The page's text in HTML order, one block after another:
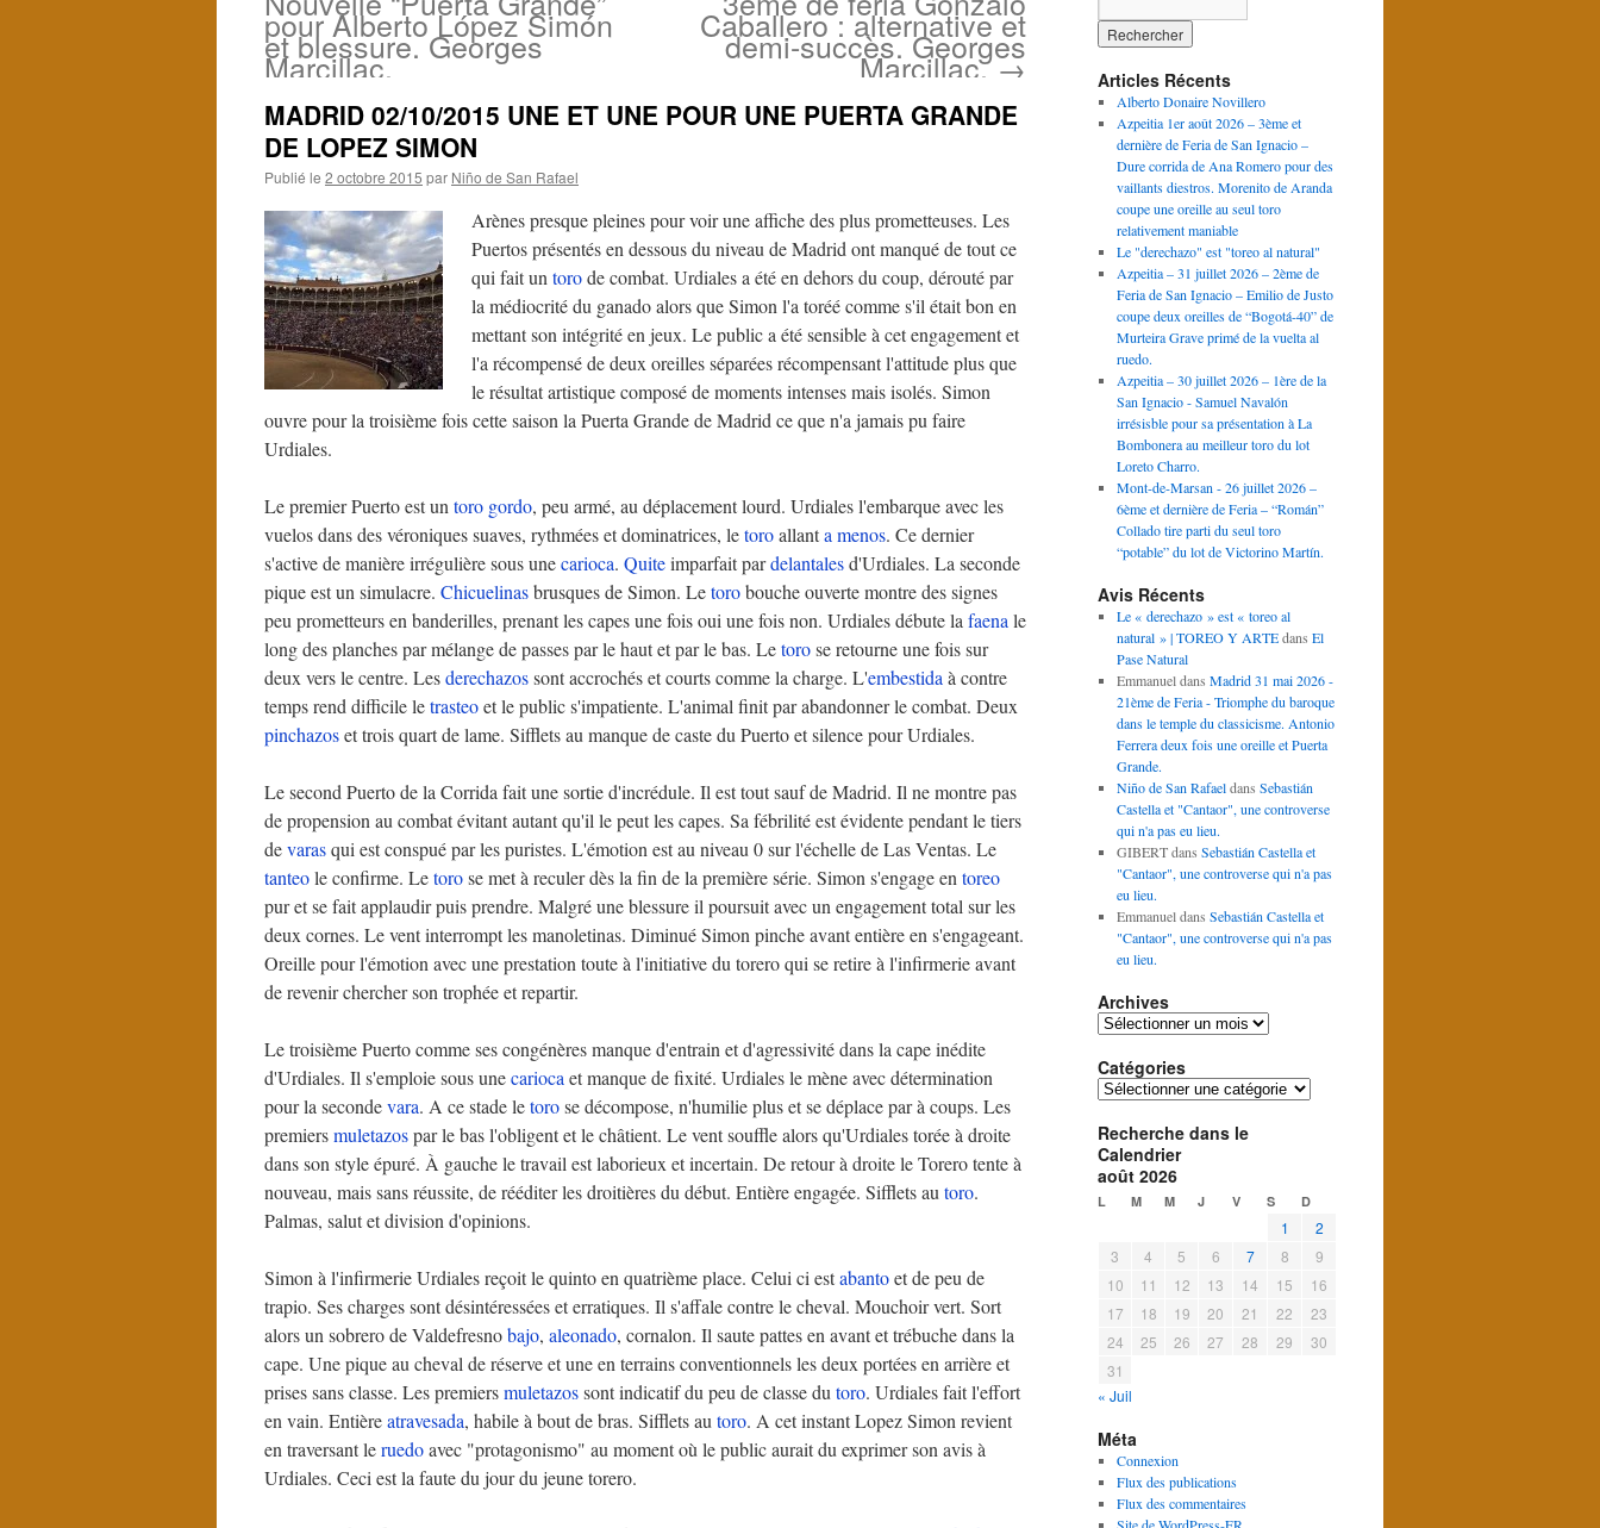
pour Alberto López Simón
et blessure. Georges
Marcillac.
Caballero : alternative et
demi-succès. Georges
Marcillac.→
MADRID 02/10/2015 UNE ET UNE POUR UNE PUERTA GRANDE
DE LOPEZ SIMON
Publié le 2 octobre 2015 par Niño de San Rafael
Arènes presque pleines pour voir une affiche des plus prometteuses. Les
Puertos présentés en dessous du niveau de Madrid ont manqué de tout ce
qui fait un torode combat. Urdiales a été en dehors du coup, dérouté par
la médiocrité du ganado alors que Simon l'a toréé comme s'il était bon en
mettant son intégrité en jeux. Le public a été sensible à cet engagement et
l'a récompensé de deux oreilles séparées récompensant l'attitude plus que
le résultat artistique composé de moments intenses mais isolés. Simon
ouvre pour la troisième fois cette saison la Puerta Grande de Madrid ce que n'a jamais pu faire
Urdiales.
Le premier Puerto est un toro gordo, peu armé, au déplacement lourd. Urdiales l'embarque avec les
vuelos dans des véroniques suaves, rythmées et dominatrices, letoroallanta menos. Ce dernier
s'active de manière irrégulière sous unecarioca. Quiteimparfait pardelantalesd'Urdiales. La seconde
pique est un simulacre. Chicuelinasbrusques de Simon. Letorobouche ouverte montre des signes
peu prometteurs en banderilles, prenant les capes une fois oui une fois non. Urdiales débute la faena le
long des planches par mélange de passes par le haut et par le bas. Letorose retourne une fois sur
deux vers le centre. Lesderechazossont accrochés et courts comme la charge. L'embestida à contre
temps rend difficile letrasteoet le public s'impatiente. L'animal finit par abandonner le combat. Deux
pinchazoset trois quart de lame. Sifflets au manque de caste du Puerto et silence pour Urdiales.
Le second Puerto de la Corrida fait une sortie d'incrédule. Il est tout sauf de Madrid. Il ne montre pas
de propension au combat évitant autant qu'il le peut les capes. Sa fébrilité est évidente pendant le tiers
devarasqui est conspué par les puristes. L'émotion est au niveau 0 sur l'échelle de Las Ventas. Le
tanteole confirme. Letorose met à reculer dès la fin de la première série. Simon s'engage en toreo
pur et se fait applaudir puis prendre. Malgré une blessure il poursuit avec un engagement total sur les
deux cornes. Le vent interrompt les manoletinas. Diminué Simon pinche avant entière en s'engageant.
Oreille pour l'émotion avec une prestation toute à l'initiative du torero qui se retire à l'infirmerie avant
de revenir chercher son trophée et repartir.
Le troisième Puerto comme ses congénères manque d'entrain et d'agressivité dans la cape inédite
d'Urdiales. Il s'emploie sous unecarioca et manque de fixité. Urdiales le mène avec détermination
pour la secondevara. A ce stade letorose décompose, n'humilie plus et se déplace par à coups. Les
premiersmuletazospar le bas l'obligent et le châtient. Le vent souffle alors qu'Urdiales torée à droite
dans son style épuré. À gauche le travail est laborieux et incertain. De retour à droite le Torero tente à
nouveau, mais sans réussite, de rééditer les droitières du début. Entière engagée. Sifflets au toro.
Palmas, salut et division d'opinions.
Simon à l'infirmerie Urdiales reçoit le quinto en quatrième place. Celui ci estabantoet de peu de
trapio. Ses charges sont désintéressées et erratiques. Il s'affale contre le cheval. Mouchoir vert. Sort
alors un sobrero de Valdefresnobajo, aleonado, cornalon. Il saute pattes en avant et trébuche dans la
cape. Une pique au cheval de réserve et une en terrains conventionnels les deux portées en arrière et
prises sans classe. Les premiersmuletazossont indicatif du peu de classe du toro. Urdiales fait l'effort
en vain. Entièreatravesada, habile à bout de bras. Sifflets au toro. A cet instant Lopez Simon revient
en traversant leruedoavec "protagonismo" au moment où le public aurait du exprimer son avis à
Urdiales. Ceci est la faute du jour du jeune torero.
Articles Récents
Alberto Donaire Novillero
Azpeitia 1er août 2026 – 3ème et
dernière de Feria de San Ignacio –
Dure corrida de Ana Romero pour des
vaillants diestros. Morenito de Aranda
coupe une oreille au seul toro
relativement maniable
Le "derechazo" est "toreo al natural"
Azpeitia – 31 juillet 2026 – 2ème de
Feria de San Ignacio – Emilio de Justo
coupe deux oreilles de “Bogotá-40” de
Murteira Grave primé de la vuelta al
ruedo.
Azpeitia – 30 juillet 2026 – 1ère de la
San Ignacio - Samuel Navalón
irrésisble pour sa présentation à La
Bombonera au meilleur toro du lot
Loreto Charro.
Mont-de-Marsan - 26 juillet 2026 –
6ème et dernière de Feria – “Román”
Collado tire parti du seul toro
“potable” du lot de Victorino Martín.
Avis Récents
Le « derechazo » est « toreo al
natural » | TOREO Y ARTEdans El
Pase Natural
Emmanueldans Madrid 31 mai 2026 -
21ème de Feria - Triomphe du baroque
dans le temple du classicisme. Antonio
Ferrera deux fois une oreille et Puerta
Grande.
Niño de San Rafaeldans Sebastián
Castella et "Cantaor", une controverse
qui n'a pas eu lieu.
GIBERTdans Sebastián Castella et
"Cantaor", une controverse qui n'a pas
eu lieu.
Emmanueldans Sebastián Castella et
"Cantaor", une controverse qui n'a pas
eu lieu.
Archives
Archives
Catégories
Catégories
Recherche dans le
Calendrier
août 2026
L M M J V S D
1
2
3
4 5 6 7 8
9
10
11 12 13 14 15
16
17
18 19 20 21 22
23
24
25 26 27 28 29
30
31
« Juil
Méta
Connexion
Flux des publications
Flux des commentaires